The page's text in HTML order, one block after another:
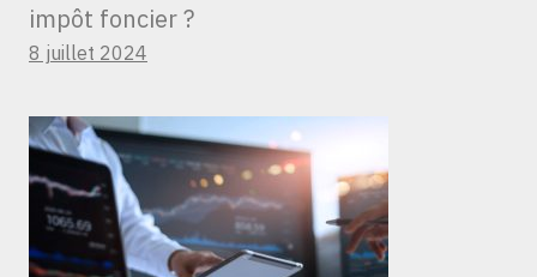
impôt foncier ?
8 juillet 2024